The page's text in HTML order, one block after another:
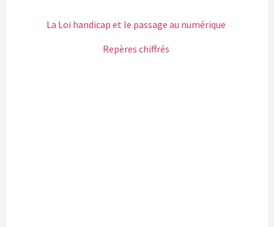
La Loi handicap et le passage au numérique
Repères chiffrés